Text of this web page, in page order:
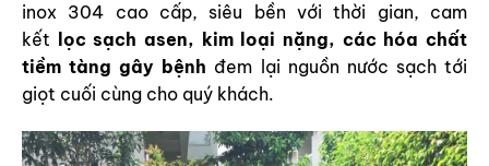
inox 304 cao cấp, siêu bền với thời gian, cam
kết
lọc sạch asen, kim loại nặng, các hóa chất
tiềm tàng gây bệnh đem lại nguồn nước sạch tới
giọt cuối cùng cho quý khách.